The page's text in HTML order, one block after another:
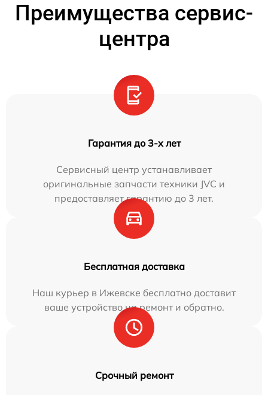
Преимущества сервис-
центра
Гарантия до 3-х лет
Сервисный центр устанавливает
оригинальные запчасти техники JVC и
предоставляет гарантию до 3 лет.
Бесплатная доставка
Наш курьер в Ижевске бесплатно доставит
ваше устройство на ремонт и обратно.
Срочный ремонт